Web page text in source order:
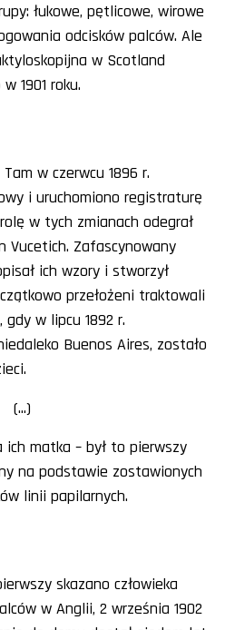
łukowe, pętlicowe, wirowe
odcisków palców. Ale
w Scotland
1901 roku.
w czerwcu 1896 r.
i uruchomiono registraturę
w tych zmianach odegrał
Vucetich. Zafascynowany
ich wzory i stworzył
przełożeni traktowali
w lipcu 1892 r.
Buenos Aires, zostało
(...)
ich matka – był to pierwszy
na podstawie zostawionych
linii papilarnych.
skazano człowieka
w Anglii, 2 września 1902